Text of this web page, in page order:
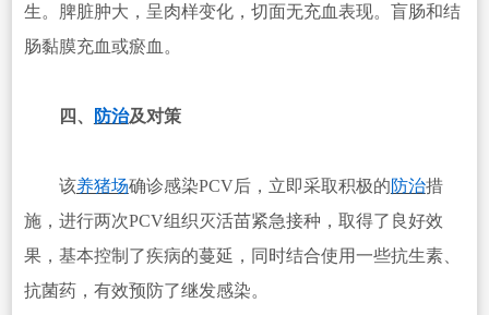
生。脾脏肿大，呈肉样变化，切面无充血表现。盲肠和结
肠黏膜充血或瘀血。
四、 防治及对策
该养猪场确诊感染PCV后，立即采取积极的防治措
施，进行两次PCV组织灭活苗紧急接种，取得了良好效
果，基本控制了疾病的蔓延，同时结合使用一些抗生素、
抗菌药，有效预防了继发感染。